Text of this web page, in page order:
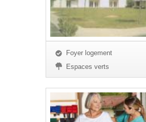
Foyer logement
Espaces verts